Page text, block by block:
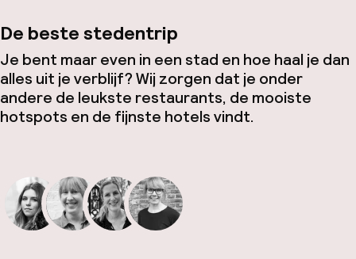
De beste stedentrip
Je bent maar even in een stad en hoe haal je dan
alles uit je verblijf? Wij zorgen dat je onder
andere de leukste restaurants, de mooiste
hotspots en de fijnste hotels vindt.